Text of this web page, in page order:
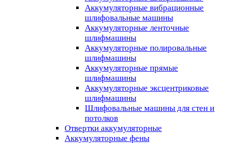
Аккумуляторные вибрационные
шлифовальные машины
Аккумуляторные ленточные
шлифмашины
Аккумуляторные полировальные
шлифмашины
Аккумуляторные прямые
шлифмашины
Аккумуляторные эксцентриковые
шлифмашины
Шлифовальные машины для стен и
потолков
Отвертки аккумуляторные
Аккумуляторные фены